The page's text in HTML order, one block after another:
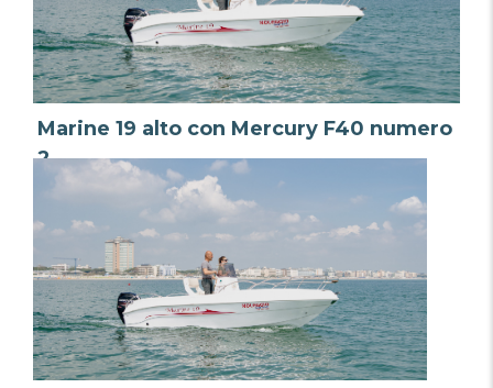
Marine 19 alto con Mercury F40 numero
2
da € 220,00 al giorno